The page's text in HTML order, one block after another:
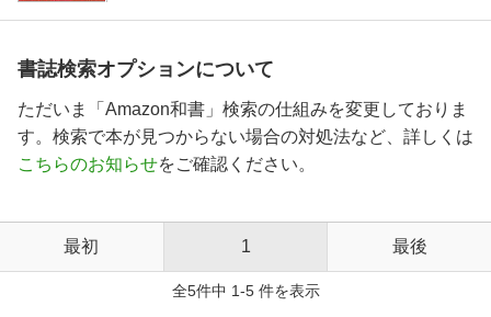
書誌検索オプションについて
ただいま「Amazon和書」検索の仕組みを変更しておりま
す。検索で本が見つからない場合の対処法など、詳しくは
こちらのお知らせをご確認ください。
最初 1 最後
全5件中 1-5 件を表示